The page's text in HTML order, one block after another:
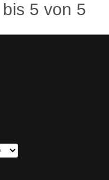
5 von 5